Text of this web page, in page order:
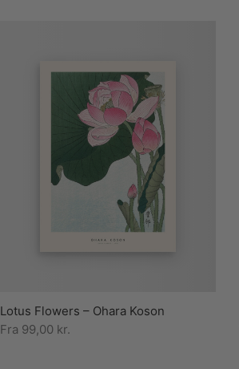
Lotus Flowers – Ohara Koson
Fra 99,00 kr.